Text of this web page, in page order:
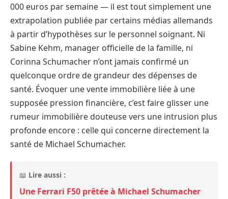
000 euros par semaine — il est tout simplement une
extrapolation publiée par certains médias allemands
à partir d’hypothèses sur le personnel soignant. Ni
Sabine Kehm, manager officielle de la famille, ni
Corinna Schumacher n’ont jamais confirmé un
quelconque ordre de grandeur des dépenses de
santé. Évoquer une vente immobilière liée à une
supposée pression financière, c’est faire glisser une
rumeur immobilière douteuse vers une intrusion plus
profonde encore : celle qui concerne directement la
santé de Michael Schumacher.
📖 Lire aussi :
Une Ferrari F50 prêtée à Michael Schumacher